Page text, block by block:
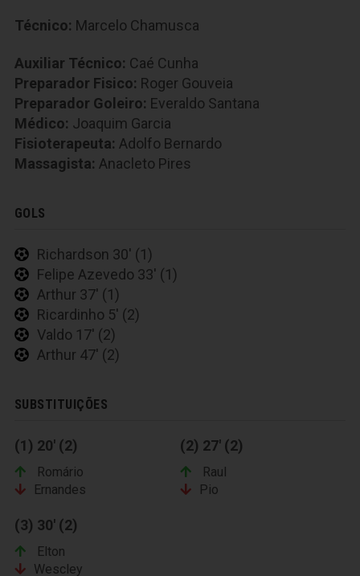
Técnico: Marcelo Chamusca
Auxiliar Técnico: Caé Cunha
Preparador Fisico: Roger Gouveia
Preparador Goleiro: Everaldo Santana
Médico: Joaquim Garcia
Fisioterapeuta: Adolfo Bernardo
Massagista: Anacleto Pires
GOLS
Richardson 30' (1)
Felipe Azevedo 33' (1)
Arthur 37' (1)
Ricardinho 5' (2)
Valdo 17' (2)
Arthur 47' (2)
SUBSTITUIÇÕES
(1) 20' (2)
Romário
Ernandes
(2) 27' (2)
Raul
Pio
(3) 30' (2)
Elton
Wescley